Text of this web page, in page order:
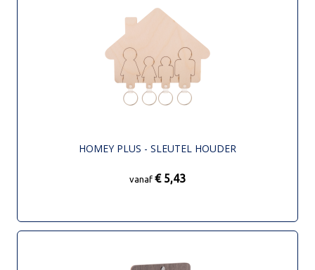
HOMEY PLUS - SLEUTEL HOUDER
vanaf € 5,43